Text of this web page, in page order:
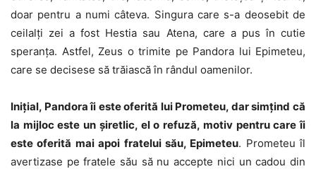
doar pentru a numi câteva. Singura care s-a deosebit de
ceilalți zei a fost Hestia sau Atena, care a pus în cutie
speranța. Astfel, Zeus o trimite pe Pandora lui Epimeteu,
care se decisese să trăiască în rândul oamenilor.
Inițial, Pandora îi este oferită lui Prometeu, dar simțind că
la mijloc este un șiretlic, el o refuză, motiv pentru care îi
este oferită mai apoi fratelui său, Epimeteu. Prometeu îl
avertizase pe fratele său să nu accepte nici un cadou din